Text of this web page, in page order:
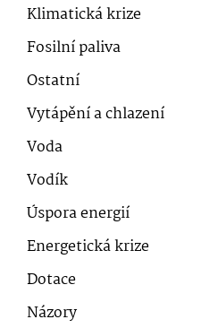
Klimatická krize
Fosilní paliva
Ostatní
Vytápění a chlazení
Voda
Vodík
Úspora energií
Energetická krize
Dotace
Názory